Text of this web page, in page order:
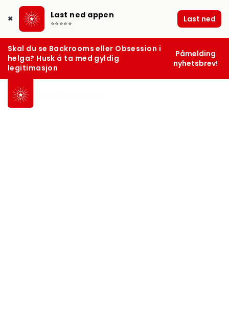
✖ Last ned appen
⭐⭐⭐⭐⭐ Last ned
Skal du se Backrooms eller Obsession i
helga? Husk å ta med gyldig
legitimasjon
Påmelding
nyhetsbrev!